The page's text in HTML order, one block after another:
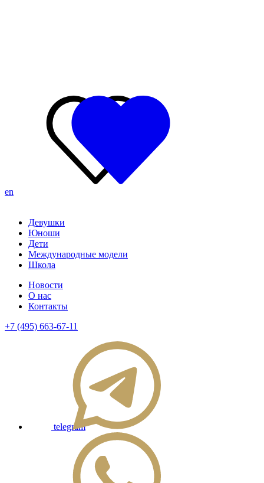
en
Девушки
Юноши
Дети
Международные модели
Школа
Новости
О нас
Контакты
+7 (495) 663-67-11
telegram